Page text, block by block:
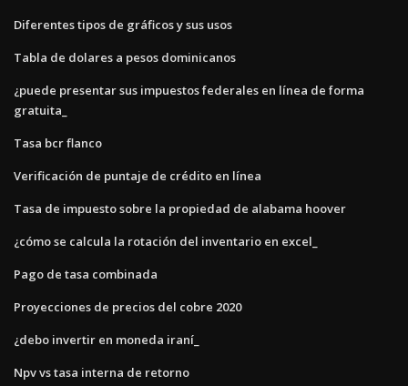
Diferentes tipos de gráficos y sus usos
Tabla de dolares a pesos dominicanos
¿puede presentar sus impuestos federales en línea de forma
gratuita_
Tasa bcr flanco
Verificación de puntaje de crédito en línea
Tasa de impuesto sobre la propiedad de alabama hoover
¿cómo se calcula la rotación del inventario en excel_
Pago de tasa combinada
Proyecciones de precios del cobre 2020
¿debo invertir en moneda iraní_
Npv vs tasa interna de retorno